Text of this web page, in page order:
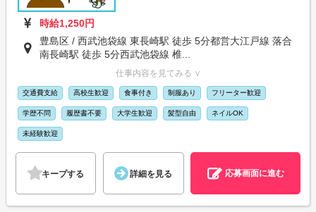
時給1,250円
豊島区 / 西武池袋線 東長崎駅 徒歩 5分都営大江戸線 落合
南長崎駅 徒歩 5分西武池袋線 椎...
仕事内容を見てみる ∨
交通費支給 高校生歓迎 食事付き 制服あり フリーター歓迎
学歴不問 履歴書不要 大学生歓迎 髪型自由 ネイルOK
未経験歓迎
キープする 詳細を見る 応募画面に進む